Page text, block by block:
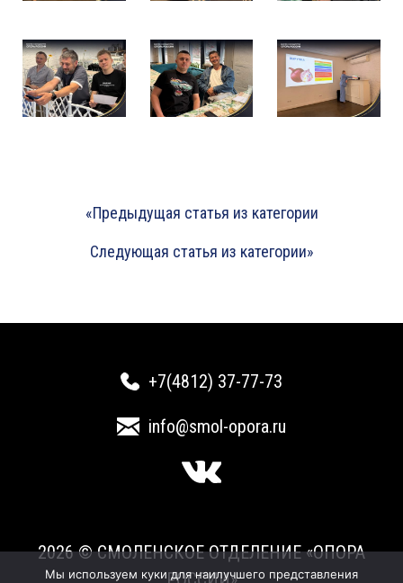
«Предыдущая статья из категории
Следующая статья из категории»
Мы используем куки для наилучшего представления
+7(4812) 37-77-73
info@smol-opora.ru
2026 © СМОЛЕНСКОЕ ОТДЕЛЕНИЕ «ОПОРА